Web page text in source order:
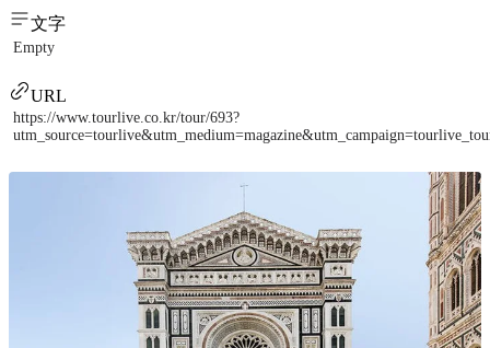
文字
Empty
URL
https://www.tourlive.co.kr/tour/693?